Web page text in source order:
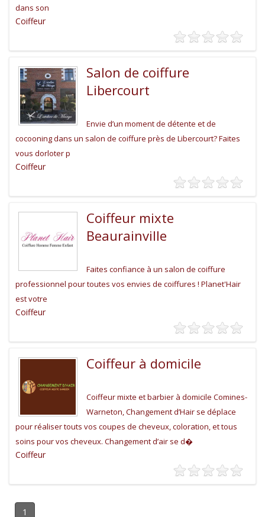
dans son
Coiffeur
Salon de coiffure
Libercourt
Envie d’un moment de détente et de
cocooning dans un salon de coiffure près de Libercourt? Faites
vous dorloter p
Coiffeur
Coiffeur mixte
Beaurainville
Faites confiance à un salon de coiffure
professionnel pour toutes vos envies de coiffures ! Planet'Hair
est votre
Coiffeur
Coiffeur à domicile
Coiffeur mixte et barbier à domicile Comines-
Warneton, Changement d’Hair se déplace
pour réaliser touts vos coupes de cheveux, coloration, et tous
soins pour vos cheveux. Changement d’air se d�
Coiffeur
1